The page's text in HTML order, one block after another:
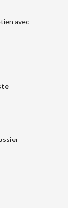
avec